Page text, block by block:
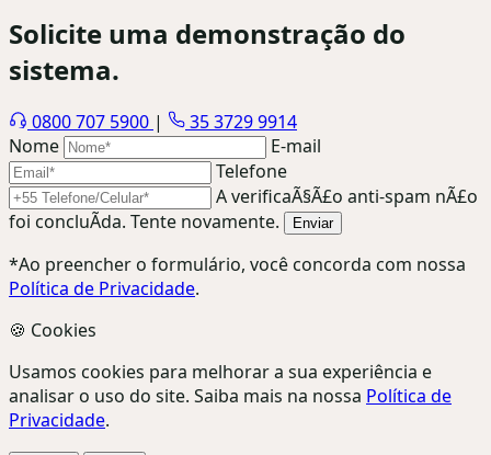
Solicite uma demonstração do
sistema.
0800 707 5900 |
35 3729 9914
Nome
E-mail
Telefone
A verificaÃ§Ã£o anti-spam nÃ£o
foi concluÃ­da. Tente novamente.
Enviar
*Ao preencher o formulário, você concorda com nossa
Política de Privacidade.
🍪 Cookies
Usamos cookies para melhorar a sua experiência e
analisar o uso do site. Saiba mais na nossa Política de
Privacidade.